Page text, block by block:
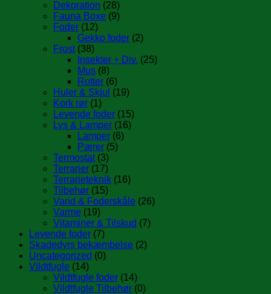
Dekoration (28)
Fauna Boxe (9)
Foder (12)
Gekko foder (2)
Frost (38)
Insekter + Div. (25)
Mus (8)
Rotter (6)
Huler & Skjul (19)
Kork rør (1)
Levende foder (15)
Lys & Lamper (16)
Lamper (6)
Pærer (5)
Termostat (3)
Terrarier (17)
Terrarieteknik (16)
Tilbehør (15)
Vand & Foderskåle (26)
Varme (19)
Vitaminer & Tilskud (7)
Levende foder (7)
Skadedyrs bekæmbelse (2)
Uncategorized (0)
Vildtfugle (14)
Vildtfugle foder (14)
Vildtfugle Tilbehør (0)